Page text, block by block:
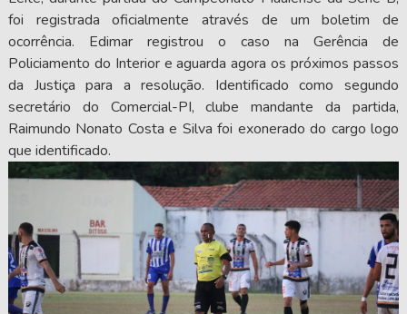
foi registrada oficialmente através de um boletim de
ocorrência. Edimar registrou o caso na Gerência de
Policiamento do Interior e aguarda agora os próximos passos
da Justiça para a resolução. Identificado como segundo
secretário do Comercial-PI, clube mandante da partida,
Raimundo Nonato Costa e Silva foi exonerado do cargo logo
que identificado.